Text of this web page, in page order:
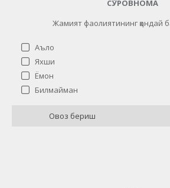
СЎРОВНОМА
Жамият фаолиятининг қандай
Аъло
Яхши
Ёмон
Билмайман
Овоз бериш
Жамият фаолиятининг қандай